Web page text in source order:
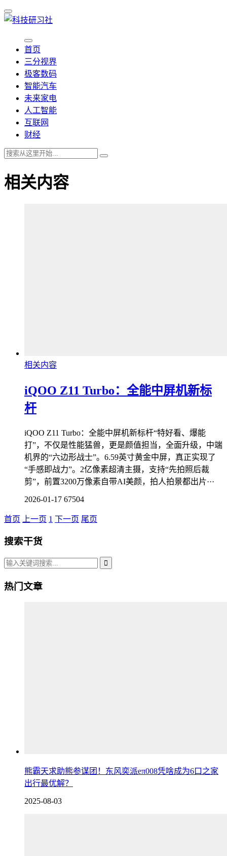
首页
三分视界
极客数码
智能汽车
未来家电
人工智能
互联网
财经
相关内容
相关内容
iQOO Z11 Turbo：全能中屏机新标
杆
iQOO Z11 Turbo：全能中屏机新标杆“特好看、爆能
打”，不仅是性能猛兽，更是颜值担当，全面升级，中端
机界的“六边形战士”。6.59英寸黄金中屏，真正实现了
“手感即战力”。2亿像素超清主摄，支持“先拍照后裁
剪”，前置3200万像素自带AI美颜，拍人拍景都出片···
2026-01-17 67504
首页 上一页 1 下一页 尾页
搜索干货
热门文章
熊霸天求助熊参谋团！东风奕派eπ008凭啥成为6口之家
出行最优解？
2025-08-03